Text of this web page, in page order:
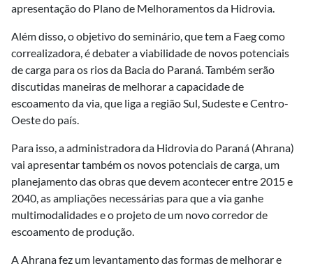
apresentação do Plano de Melhoramentos da Hidrovia.
Além disso, o objetivo do seminário, que tem a Faeg como
correalizadora, é debater a viabilidade de novos potenciais
de carga para os rios da Bacia do Paraná. Também serão
discutidas maneiras de melhorar a capacidade de
escoamento da via, que liga a região Sul, Sudeste e Centro-
Oeste do país.
Para isso, a administradora da Hidrovia do Paraná (Ahrana)
vai apresentar também os novos potenciais de carga, um
planejamento das obras que devem acontecer entre 2015 e
2040, as ampliações necessárias para que a via ganhe
multimodalidades e o projeto de um novo corredor de
escoamento de produção.
A Ahrana fez um levantamento das formas de melhorar e